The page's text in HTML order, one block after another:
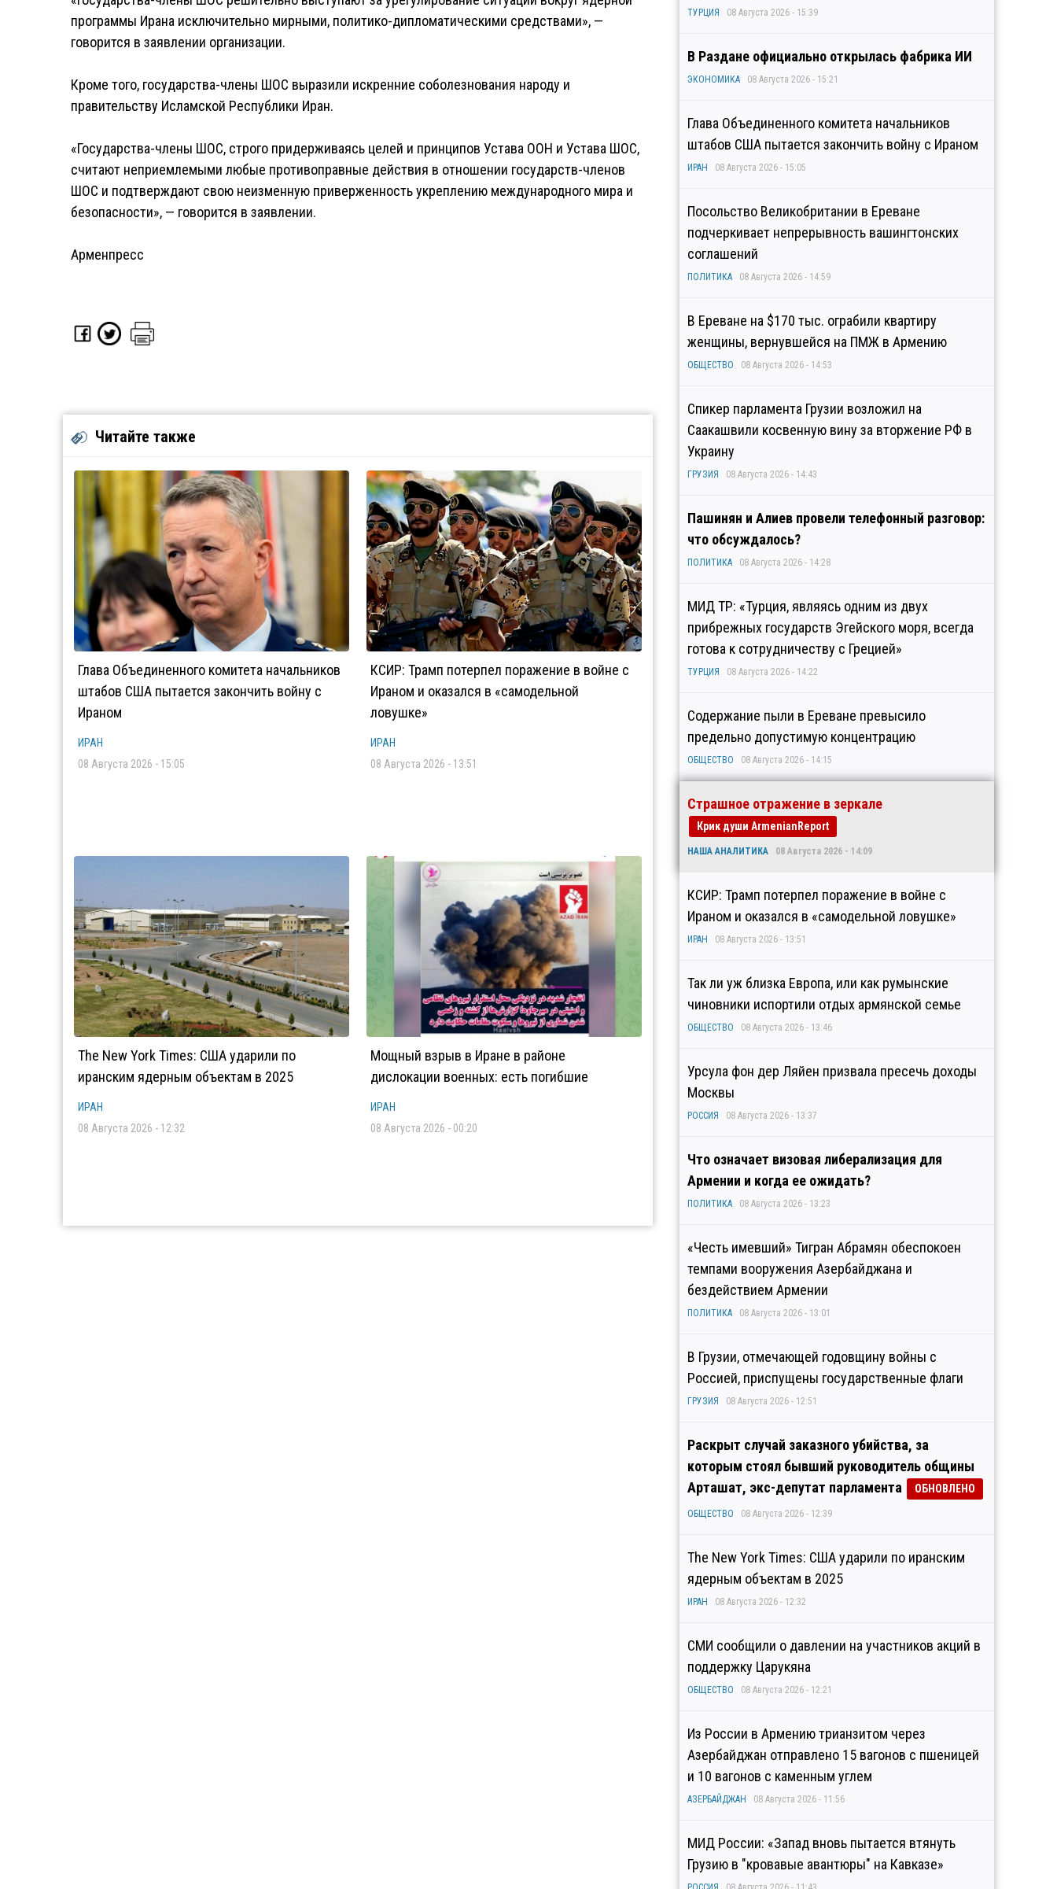
программы Ирана исключительно мирными, политико-дипломатическими средствами», —
говорится в заявлении организации.
Кроме того, государства-члены ШОС выразили искренние соболезнования народу и
правительству Исламской Республики Иран.
«Государства-члены ШОС, строго придерживаясь целей и принципов Устава ООН и Устава ШОС,
считают неприемлемыми любые противоправные действия в отношении государств-членов
ШОС и подтверждают свою неизменную приверженность укреплению международного мира и
безопасности», — говорится в заявлении.
Арменпресс
Читайте также
Глава Объединенного комитета начальников
штабов США пытается закончить войну с
Ираном
ИРАН
08 Августа 2026 - 15:05
КСИР: Трамп потерпел поражение в войне с
Ираном и оказался в «самодельной
ловушке»
ИРАН
08 Августа 2026 - 13:51
The New York Times: США ударили по
иранским ядерным объектам в 2025
ИРАН
08 Августа 2026 - 12:32
Мощный взрыв в Иране в районе
дислокации военных: есть погибшие
ИРАН
08 Августа 2026 - 00:20
ТУРЦИЯ 08 Августа 2026 - 15:39
В Раздане официально открылась фабрика ИИ
ЭКОНОМИКА 08 Августа 2026 - 15:21
Глава Объединенного комитета начальников
штабов США пытается закончить войну с Ираном
ИРАН 08 Августа 2026 - 15:05
Посольство Великобритании в Ереване
подчеркивает непрерывность вашингтонских
соглашений
ПОЛИТИКА 08 Августа 2026 - 14:59
В Ереване на $170 тыс. ограбили квартиру
женщины, вернувшейся на ПМЖ в Армению
ОБЩЕСТВО 08 Августа 2026 - 14:53
Спикер парламента Грузии возложил на
Саакашвили косвенную вину за вторжение РФ в
Украину
ГРУЗИЯ 08 Августа 2026 - 14:43
Пашинян и Алиев провели телефонный разговор:
что обсуждалось?
ПОЛИТИКА 08 Августа 2026 - 14:28
МИД ТР: «Турция, являясь одним из двух
прибрежных государств Эгейского моря, всегда
готова к сотрудничеству с Грецией»
ТУРЦИЯ 08 Августа 2026 - 14:22
Содержание пыли в Ереване превысило
предельно допустимую концентрацию
ОБЩЕСТВО 08 Августа 2026 - 14:15
Страшное отражение в зеркале
Крик души ArmenianReport
НАША АНАЛИТИКА 08 Августа 2026 - 14:09
КСИР: Трамп потерпел поражение в войне с
Ираном и оказался в «самодельной ловушке»
ИРАН 08 Августа 2026 - 13:51
Так ли уж близка Европа, или как румынские
чиновники испортили отдых армянской семье
ОБЩЕСТВО 08 Августа 2026 - 13:46
Урсула фон дер Ляйен призвала пресечь доходы
Москвы
РОССИЯ 08 Августа 2026 - 13:37
Что означает визовая либерализация для
Армении и когда ее ожидать?
ПОЛИТИКА 08 Августа 2026 - 13:23
«Честь имевший» Тигран Абрамян обеспокоен
темпами вооружения Азербайджана и
бездействием Армении
ПОЛИТИКА 08 Августа 2026 - 13:01
В Грузии, отмечающей годовщину войны с
Россией, приспущены государственные флаги
ГРУЗИЯ 08 Августа 2026 - 12:51
Раскрыт случай заказного убийства, за
которым стоял бывший руководитель общины
Арташат, экс-депутат парламента
ОБНОВЛЕНО
ОБЩЕСТВО 08 Августа 2026 - 12:39
The New York Times: США ударили по иранским
ядерным объектам в 2025
ИРАН 08 Августа 2026 - 12:32
СМИ сообщили о давлении на участников акций в
поддержку Царукяна
ОБЩЕСТВО 08 Августа 2026 - 12:21
Из России в Армению трианзитом через
Азербайджан отправлено 15 вагонов с пшеницей
и 10 вагонов с каменным углем
АЗЕРБАЙДЖАН 08 Августа 2026 - 11:56
МИД России: «Запад вновь пытается втянуть
Грузию в "кровавые авантюры" на Кавказе»